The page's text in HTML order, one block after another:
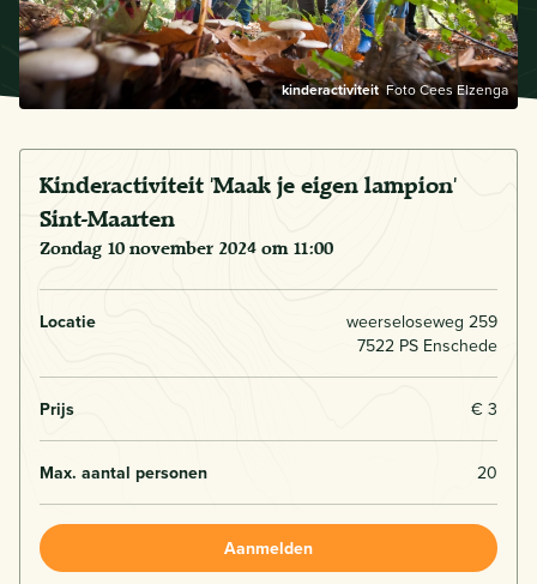
kinderactiviteitFoto Cees Elzenga
Kinderactiviteit 'Maak je eigen lampion'
Sint-Maarten
zondag 10 november 2024 om 11:00
Locatie
weerseloseweg 259
7522 PS Enschede
Prijs € 3
Max. aantal personen 20
Aanmelden